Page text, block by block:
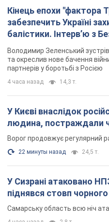
У Києві внаслідок
людина, постраждали
Ворог продовжує регулярний
22 минуты назад 24,5 т.
У Сизрані атаковано
піднявся стовп
Самарську область всю ніч
4 часа назад 2,8 т.